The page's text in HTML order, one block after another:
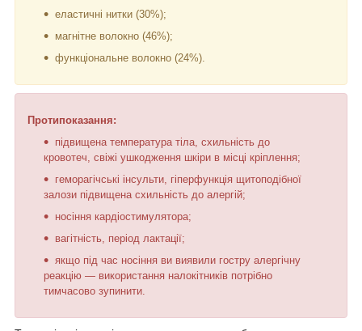
еластичні нитки (30%);
магнітне волокно (46%);
функціональне волокно (24%).
Протипоказання:
підвищена температура тіла, схильність до
кровотеч, свіжі ушкодження шкіри в місці кріплення;
геморагічські інсульти, гіперфункція щитоподібної
залози підвищена схильність до алергій;
носіння кардіостимулятора;
вагітність, період лактації;
якщо під час носіння ви виявили гостру алергічну
реакцію — використання налокітників потрібно
тимчасово зупинити.